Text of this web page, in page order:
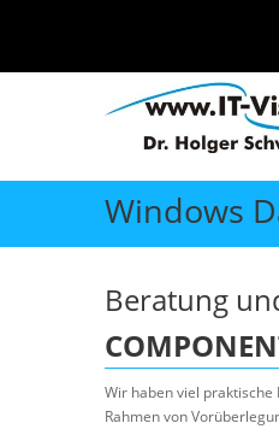
Windows
Beratung
Wir haben viel
Rahmen von